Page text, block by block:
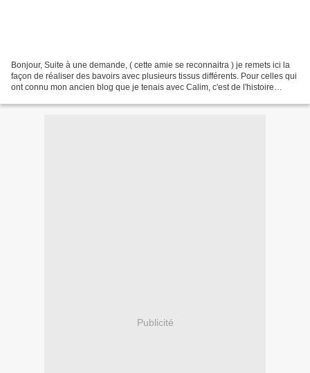
Bonjour, Suite à une demande, ( cette amie se reconnaitra ) je remets ici la
façon de réaliser des bavoirs avec plusieurs tissus différents. Pour celles qui
ont connu mon ancien blog que je tenais avec Calim, c'est de l'histoire
Publicité